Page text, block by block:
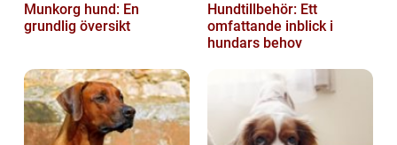
Munkorg hund: En
grundlig översikt
Hundtillbehör: Ett
omfattande inblick i
hundars behov